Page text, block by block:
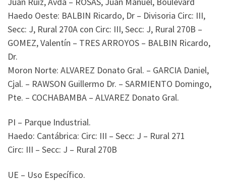
Haedo Oeste: BALBIN Ricardo, Dr – Divisoria Circ: III,
Secc: J, Rural 270A con Circ: III, Secc: J, Rural 270B –
GOMEZ, Valentín – TRES ARROYOS – BALBIN Ricardo,
Dr.
Moron Norte: ALVAREZ Donato Gral. – GARCIA Daniel,
Cjal. – RAWSON Guillermo Dr. – SARMIENTO Domingo,
Pte. – COCHABAMBA – ALVAREZ Donato Gral.
PI – Parque Industrial.
Haedo: Cantábrica: Circ: III – Secc: J – Rural 271
Circ: III – Secc: J – Rural 270B
UE – Uso Específico.